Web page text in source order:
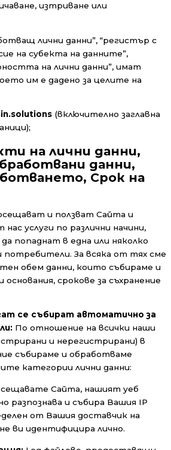
изтриване или
лични данни”, “регистър с
на субекта на данните”,
на лични данни”, имат
им е дадено за целите на
(включително заглавна
на лични данни,
данни,
Срок на
и ползват Сайта и
услуги по различни начини,
попаднат в една или няколко
потребители. За всяка от тях сме
обем данни, които събираме и
срокове за съхранение
се събират автоматично за
По отношение на всички наши
и нерегистрирани) в
събираме и обработваме
категории лични данни:
Сайта, нашият уеб
разпознава и събира Вашия IP
от Вашия доставчик на
ви идентифицира лично.